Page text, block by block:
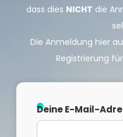
dass dies NICHT die
Die Anmeldung hier
Registrierung
Deine E-Mail-